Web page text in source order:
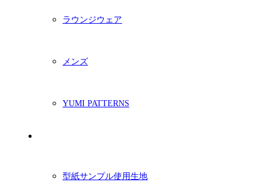
ラウンジウェア
メンズ
YUMI PATTERNS
型紙サンプル使用生地